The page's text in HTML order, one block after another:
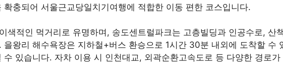
충되어 서울근교당일치기여행에 적합한 이동 편한 코스입니다.
색적인 먹거리로 유명하며, 송도센트럴파크는 고층빌딩과 인공수로, 산
을왕리 해수욕장은 지하철+버스 환승으로 1시간 30분 내외에 도착할 수
있습니다. 자차 이용 시 인천대교, 외곽순환고속도로 등 다양한 경로가